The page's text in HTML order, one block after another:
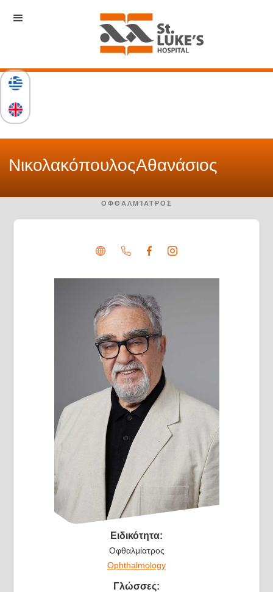
ΝικολακόπουλοςΑθανάσιος
ΟΦΘΑΛΜΊΑΤΡΟΣ
Ειδικότητα:
Οφθαλμίατρος
Ophthalmology
Γλώσσες: